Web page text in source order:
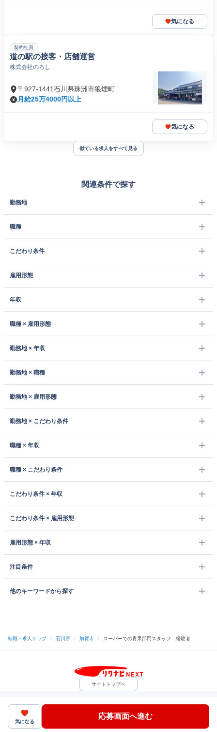
気になる
契約社員
道の駅の接客・店舗運営
株式会社のろし
〒927-1441石川県珠洲市狼煙町
月給25万4000円以上
気になる
似ている求人をすべて見る
関連条件で探す
勤務地
職種
こだわり条件
雇用形態
年収
職種 × 雇用形態
勤務地 × 年収
勤務地 × 職種
勤務地 × 雇用形態
勤務地 × こだわり条件
職種 × 年収
職種 × こだわり条件
こだわり条件 × 年収
こだわり条件 × 雇用形態
雇用形態 × 年収
注目条件
他のキーワードから探す
転職・求人トップ / 石川県 / 加賀市 / スーパーでの青果部門スタッフ 経験者
気になる
応募画面へ進む
サイトトップへ
中途採用をご検討の企業様
ヘルプ・お問い合わせ
（C）Indeed Inc.